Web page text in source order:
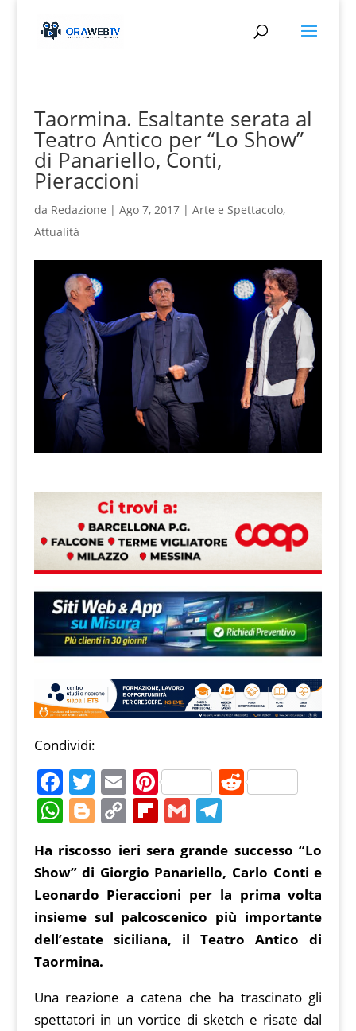
Taormina. Esaltante serata al
Teatro Antico per “Lo Show”
di Panariello, Conti,
Pieraccioni
da Redazione | Ago 7, 2017| Arte e Spettacolo,
Attualità
Condividi:
F
a
c
e
b
o
o
k
T
w
itt
er
E
m
ai
l
Pi
nt
er
e
st
R
di
t
W
h
at
s
A
p
p
Bl
g
g
er
C
o
p
y
Li
n
Fl
b
o
ar
d
G
ai
l
T
e
gr
a
m
Ha riscosso ieri sera grande successo “Lo
Show” di Giorgio Panariello, Carlo Conti e
Leonardo Pieraccioni per la prima volta
insieme sul palcoscenico più importante
dell’estate siciliana, il Teatro Antico di
Taormina.
Una reazione a catena che ha trascinato gli
spettatori in un vortice di sketch e risate dal